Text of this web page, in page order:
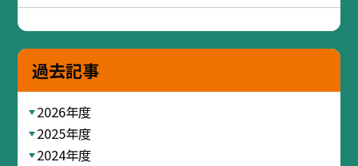
過去記事
2026年度
2025年度
2024年度